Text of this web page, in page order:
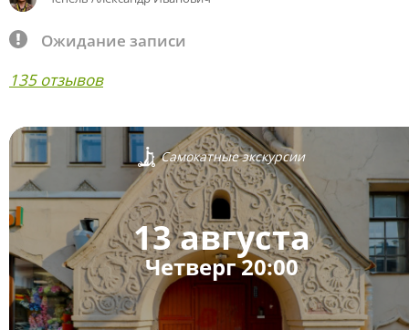
Ожидание записи
135 отзывов
Самокатные экскурсии
13 августа
Четверг 20:00